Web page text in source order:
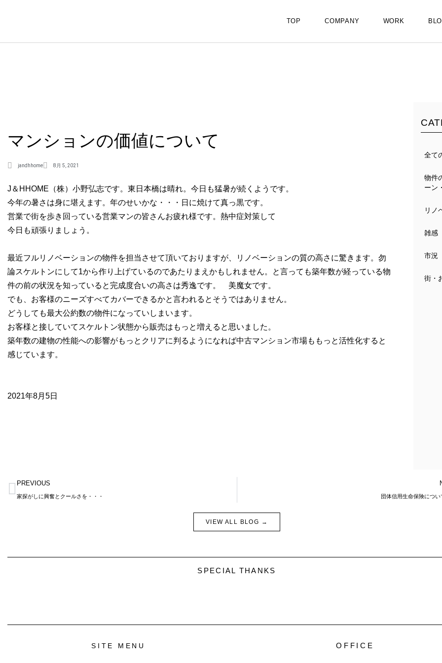
TOP COMPANY WORK
マンションの価値について
jandhhome 8月 5, 2021
J＆HHOME（株）小野弘志です。東日本橋は晴れ。今日も猛暑が続くようです。
今年の暑さは身に堪えます。年のせいかな・・・日に焼けて真っ黒です。
営業で街を歩き回っている営業マンの皆さんお疲れ様です。熱中症対策して
今日も頑張りましょう。
最近フルリノベーションの物件を担当させて頂いておりますが、リノベーションの質の高さに驚きます。勿
論スケルトンにして1から作り上げているのであたりまえかもしれません。と言っても築年数が経っている物
件の前の状況を知っていると完成度合いの高さは秀逸です。 美魔女です。
でも、お客様のニーズすべてカバーできるかと言われるとそうではありません。
どうしても最大公約数の物件になっていしまいます。
お客様と接していてスケルトン状態から販売はもっと増えると思いました。
築年数の建物の性能への影響がもっとクリアに判るようになれば中古マンション市場ももっと活性化すると
感じています。
2021年8月5日
全て
物件
ーン
リノ
雑感
市況
街・
Prev
PREVIOUS
家探がしに興奮とクールさを・・・ 団体信用生命保険につ
VIEW ALL BLOG →
SPECIAL THANKS
SITE MENU OFFICE